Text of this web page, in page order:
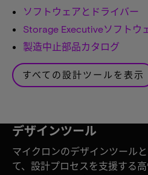
ソフトウェアとドライバー
Storage Executiveソフトウ
製造中止部品カタログ
すべての設計ツールを表示
デザインツール
マイクロンのデザインツール
て、設計プロセスを支援する